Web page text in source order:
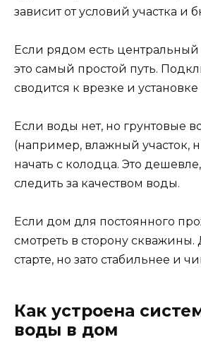
зависит от условий участка и
Если рядом есть
это самый простой путь.
сводится к врезке и установке
Если воды нет, но грунтовые
(например, влажный участок,
начать с колодца. Это
следить за качеством воды.
Если дом для постоянного
смотреть в сторону
старте, но зато стабильнее и
Как устроена
воды в дом